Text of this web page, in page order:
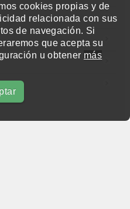
cookies propias y de
relacionada con sus
de navegación. Si
que acepta su
u obtener más